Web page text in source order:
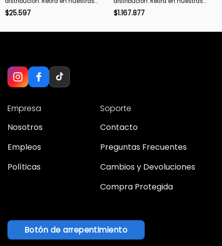
sucursales en 48 hs hábiles. Si es
$25.597
sucursales en 48 hs hábiles. Si es
$1.167.877
Empresa
Nosotros
Empleos
Políticas
Soporte
Contacto
Preguntas Frecuentes
Cambios y Devoluciones
Compra Protegida
Botón de arrepentimiento